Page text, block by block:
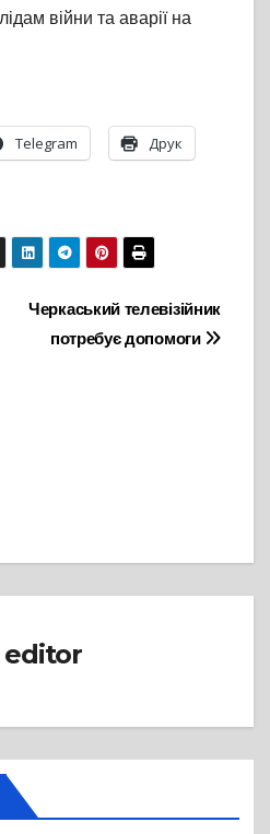
війни та аварії на
Telegram Друк
Черкаський телевізійник
потребує допомоги
editor